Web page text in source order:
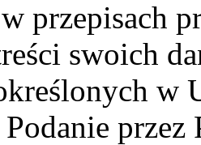
przepisach
swoich
w
przez